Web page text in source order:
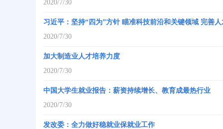
2020/7/30
习近平：坚持“四为”方针 瞄准科技前沿和关键领域 完善
2020/7/30
加大制造业人才培养力度
2020/7/30
中国大学生就业报告：薪资持续增长、教育成最热行业
2020/7/30
发改委：全力做好稳就业保就业工作